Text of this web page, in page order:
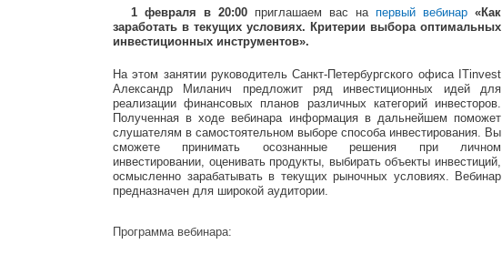
1 февраля в 20:00 приглашаем вас на первый вебинар «Как
заработать в текущих условиях. Критерии выбора оптимальных
инвестиционных инструментов».
На этом занятии руководитель Санкт-Петербургского офиса ITinvest
Александр Миланич предложит ряд инвестиционных идей для
реализации финансовых планов различных категорий инвесторов.
Полученная в ходе вебинара информация в дальнейшем поможет
слушателям в самостоятельном выборе способа инвестирования. Вы
сможете принимать осознанные решения при личном
инвестировании, оценивать продукты, выбирать объекты инвестиций,
осмысленно зарабатывать в текущих рыночных условиях. Вебинар
предназначен для широкой аудитории.
Программа вебинара: